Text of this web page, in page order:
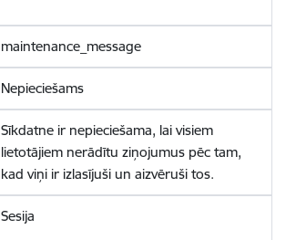
maintenance_message
Nepieciešams
Sīkdatne ir nepieciešama, lai visiem
lietotājiem nerādītu ziņojumus pēc tam,
kad viņi ir izlasījuši un aizvēruši tos.
Sesija